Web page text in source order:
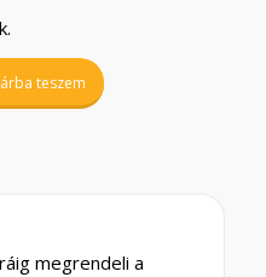
teszem
megrendeli a